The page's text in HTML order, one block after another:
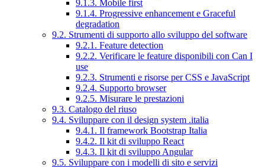
9.1.3. Mobile first
9.1.4. Progressive enhancement e Graceful
degradation
9.2. Strumenti di supporto allo sviluppo del software
9.2.1. Feature detection
9.2.2. Verificare le feature disponibili con Can I
use
9.2.3. Strumenti e risorse per CSS e JavaScript
9.2.4. Supporto browser
9.2.5. Misurare le prestazioni
9.3. Catalogo del riuso
9.4. Sviluppare con il design system .italia
9.4.1. Il framework Bootstrap Italia
9.4.2. Il kit di sviluppo React
9.4.3. Il kit di sviluppo Angular
9.5. Sviluppare con i modelli di sito e servizi